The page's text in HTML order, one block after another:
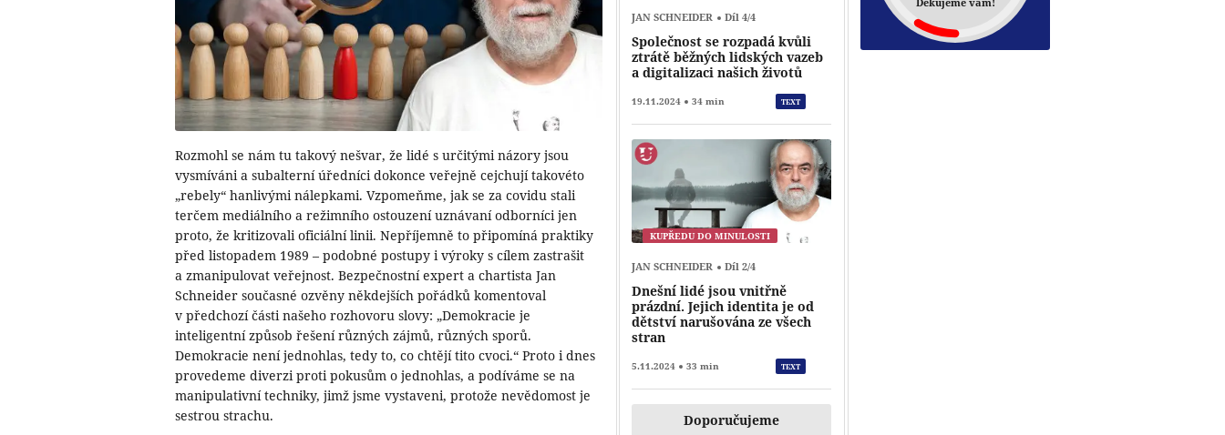
Rozmohl se nám tu takový nešvar, že lidé s určitými názory jsou
vysmíváni a subalterní úředníci dokonce veřejně cejchují takovéto
„rebely“ hanlivými nálepkami. Vzpomeňme, jak se za covidu stali
terčem mediálního a režimního ostouzení uznávaní odborníci jen
proto, že kritizovali oficiální linii. Nepříjemně to připomíná praktiky
před listopadem 1989 – podobné postupy i výroky s cílem zastrašit
a zmanipulovat veřejnost. Bezpečnostní expert a chartista Jan
Schneider současné ozvěny někdejších pořádků komentoval
v předchozí části našeho rozhovoru slovy: „Demokracie je
inteligentní způsob řešení různých zájmů, různých sporů.
Demokracie není jednohlas, tedy to, co chtějí tito cvoci.“ Proto i dnes
provedeme diverzi proti pokusům o jednohlas, a podíváme se na
manipulativní techniky, jimž jsme vystaveni, protože nevědomost je
sestrou strachu.
JAN SCHNEIDER Díl 4/4
Společnost se rozpadá kvůli
ztrátě běžných lidských vazeb
a digitalizaci našich životů
19.11.2024 34 min TEXT
KUPŘEDU DO MINULOSTI
JAN SCHNEIDER Díl 2/4
Dnešní lidé jsou vnitřně
prázdní. Jejich identita je od
dětství narušována ze všech
stran
5.11.2024 33 min TEXT
Doporučujeme